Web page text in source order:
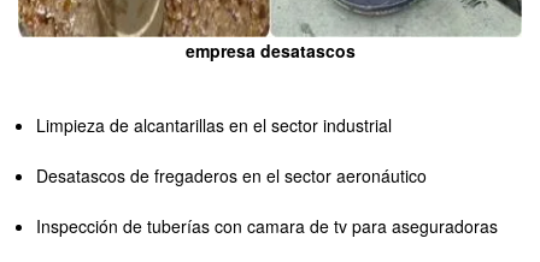
empresa desatascos
Limpieza de alcantarillas en el sector industrial
Desatascos de fregaderos en el sector aeronáutico
Inspección de tuberías con camara de tv para aseguradoras